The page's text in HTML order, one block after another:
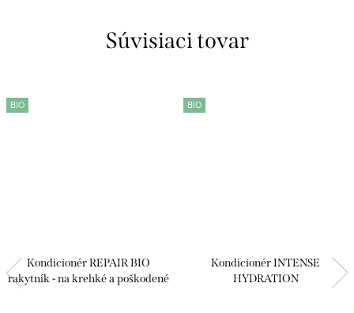
Súvisiaci tovar
BIO
Kondicionér REPAIR BIO
rakytník - na krehké a poškodené
BIO
Kondicionér INTENSE
HYDRATION